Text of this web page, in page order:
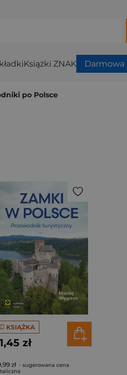
Książki ZNAK Darmowa
po Polsce
KSIĄŻKA
zł
zł - sugerowana cena